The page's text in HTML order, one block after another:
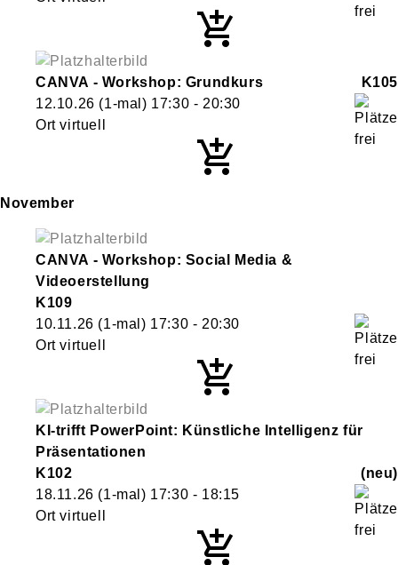
CANVA - Workshop: Grundkurs
K105
12.10.26 (1-mal) 17:30 - 20:30
Ort virtuell
November
CANVA - Workshop: Social Media &
Videoerstellung
K109
10.11.26 (1-mal) 17:30 - 20:30
Ort virtuell
KI-trifft PowerPoint: Künstliche Intelligenz für
Präsentationen
K102
neu
18.11.26 (1-mal) 17:30 - 18:15
Ort virtuell